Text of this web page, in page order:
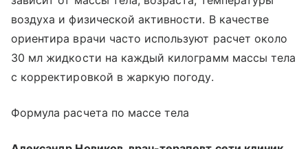
воздуха и физической активности. В качестве
ориентира врачи часто используют расчет около
30 мл жидкости на каждый килограмм массы тела
с корректировкой в жаркую погоду.
Формула расчета по массе тела